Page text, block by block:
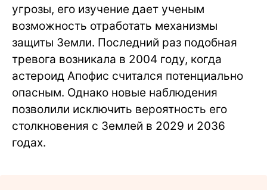
угрозы, его изучение дает ученым
возможность отработать механизмы
защиты Земли. Последний раз подобная
тревога возникала в 2004 году, когда
астероид Апофис считался потенциально
опасным. Однако новые наблюдения
позволили исключить вероятность его
столкновения с Землей в 2029 и 2036
годах.